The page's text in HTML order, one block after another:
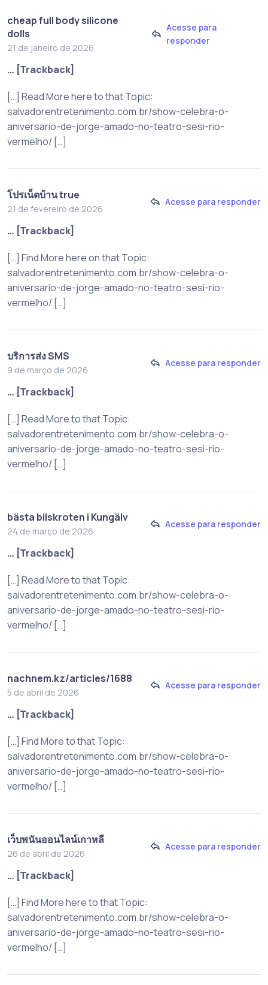
cheap full body silicone
dolls
21 de janeiro de 2026
Acesse para
responder
… [Trackback]
[…] Read More here to that Topic:
salvadorentretenimento.com.br/show-celebra-o-
aniversario-de-jorge-amado-no-teatro-sesi-rio-
vermelho/ […]
โปรเน็ตบ้าน true
21 de fevereiro de 2026
Acesse para responder
… [Trackback]
[…] Find More here on that Topic:
salvadorentretenimento.com.br/show-celebra-o-
aniversario-de-jorge-amado-no-teatro-sesi-rio-
vermelho/ […]
บริการส่ง SMS
9 de março de 2026
Acesse para responder
… [Trackback]
[…] Read More to that Topic:
salvadorentretenimento.com.br/show-celebra-o-
aniversario-de-jorge-amado-no-teatro-sesi-rio-
vermelho/ […]
bästa bilskroten i Kungälv
24 de março de 2026
Acesse para responder
… [Trackback]
[…] Read More to that Topic:
salvadorentretenimento.com.br/show-celebra-o-
aniversario-de-jorge-amado-no-teatro-sesi-rio-
vermelho/ […]
nachnem.kz/articles/1688
5 de abril de 2026
Acesse para responder
… [Trackback]
[…] Find More to that Topic:
salvadorentretenimento.com.br/show-celebra-o-
aniversario-de-jorge-amado-no-teatro-sesi-rio-
vermelho/ […]
เว็บพนันออนไลน์เกาหลี
26 de abril de 2026
Acesse para responder
… [Trackback]
[…] Find More here to that Topic:
salvadorentretenimento.com.br/show-celebra-o-
aniversario-de-jorge-amado-no-teatro-sesi-rio-
vermelho/ […]